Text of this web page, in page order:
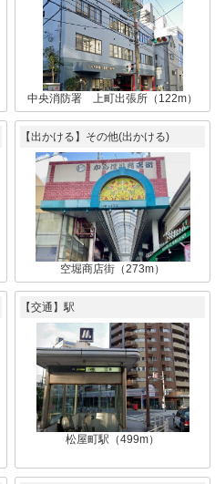
中央消防署 上町出張所（122m）
【出かける】その他(出かける)
空堀商店街（273m）
【交通】駅
松屋町駅（499m）